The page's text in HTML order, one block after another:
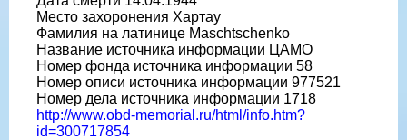
Место захоронения Хартау
Фамилия на латинице Maschtschenko
Название источника информации ЦАМО
Номер фонда источника информации 58
Номер описи источника информации 977521
Номер дела источника информации 1718
http://www.obd-memorial.ru/html/info.htm?
id=300717854